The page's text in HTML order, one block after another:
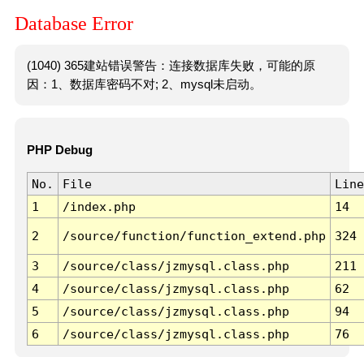
Database Error
(1040) 365建站错误警告：连接数据库失败，可能的原
因：1、数据库密码不对; 2、mysql未启动。
PHP Debug
No. File
Line
1
/index.php 14
2 /source/function/function_extend.php 324
3 /source/class/jzmysql.class.php
211
4
/source/class/jzmysql.class.php
62
5
/source/class/jzmysql.class.php
94
6
/source/class/jzmysql.class.php 76